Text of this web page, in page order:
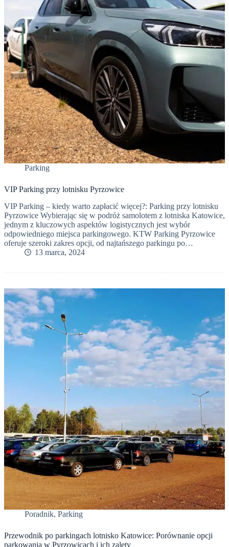
Parking
VIP Parking przy lotnisku Pyrzowice
VIP Parking – kiedy warto zapłacić więcej?: Parking przy lotnisku
Pyrzowice Wybierając się w podróż samolotem z lotniska Katowice,
jednym z kluczowych aspektów logistycznych jest wybór
odpowiedniego miejsca parkingowego. KTW Parking Pyrzowice
oferuje szeroki zakres opcji, od najtańszego parkingu po…
13 marca, 2024
Poradnik, Parking
Przewodnik po parkingach lotnisko Katowice: Porównanie opcji
parkowania w Pyrzowicach i ich zalety